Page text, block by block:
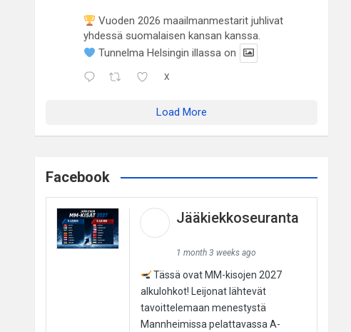
Vuoden 2026 maailmanmestarit juhlivat
yhdessä suomalaisen kansan kanssa.
Tunnelma Helsingin illassa on
X
Load More
Facebook
Jääkiekkoseuranta
1 month 3 weeks ago
Tässä ovat MM-kisojen 2027
alkulohkot! Leijonat lähtevät
tavoittelemaan menestystä
Mannheimissa pelattavassa A-